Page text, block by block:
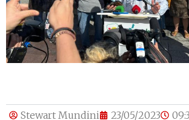
Stewart Mundini 23/05/2023